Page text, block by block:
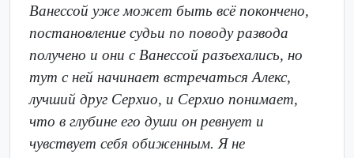
Ванессой уже может быть всё покончено,
постановление судьи по поводу развода
получено и они с Ванессой разъехались, но
тут с ней начинает встречаться Алекс,
лучший друг Серхио, и Серхио понимает,
что в глубине его души он ревнует и
чувствует себя обиженным. Я не